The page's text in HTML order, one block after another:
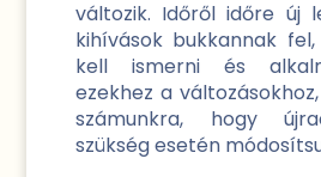
változik. Időről időre új
kihívások bukkannak
kell ismerni és
ezekhez a
számunkra, hogy
szükség esetén